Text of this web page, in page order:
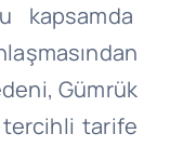
kapsamda
Gümrük
tercihli tarife